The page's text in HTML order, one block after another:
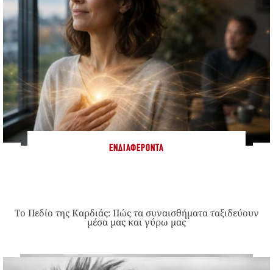
ΕΝΔΙΑΦΈΡΟΝΤΑ
Το Πεδίο της Καρδιάς: Πώς τα συναισθήματα ταξιδεύουν
μέσα μας και γύρω μας